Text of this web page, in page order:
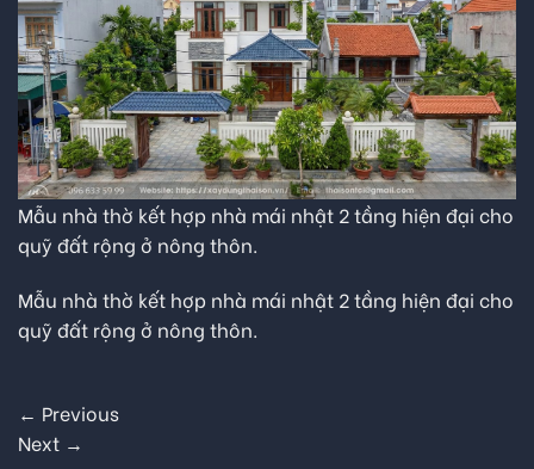
Mẫu nhà thờ kết hợp nhà mái nhật 2 tầng hiện đại cho
quỹ đất rộng ở nông thôn.
Mẫu nhà thờ kết hợp nhà mái nhật 2 tầng hiện đại cho
quỹ đất rộng ở nông thôn.
← Previous
Next →